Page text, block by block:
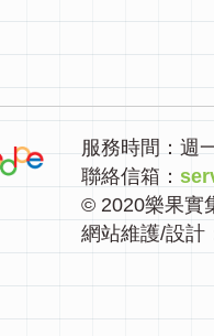
服務時間：週
聯絡信箱：
© 2020樂果實
網站維護/設計